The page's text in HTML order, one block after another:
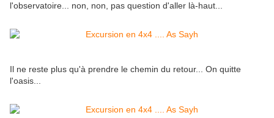
l'observatoire... non, non, pas question d'aller là-haut...
Il ne reste plus qu'à prendre le chemin du retour... On quitte
l'oasis...